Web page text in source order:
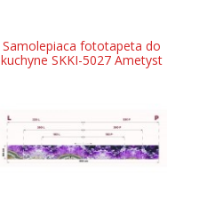
Samolepiaca fototapeta do
kuchyne SKKI-5027 Ametyst